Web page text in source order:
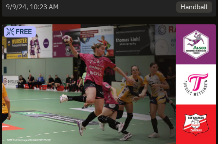
9/9/24, 10:23 AM
Handball
FREE